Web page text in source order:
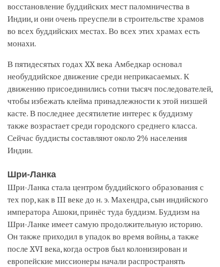
восстановление буддийских мест паломничества в
Индии, и они очень преуспели в строительстве храмов
во всех буддийских местах. Во всех этих храмах есть
монахи.
В пятидесятых годах XX века Амбедкар основал
необуддийское движение среди неприкасаемых. К
движению присоединились сотни тысяч последователей,
чтобы избежать клейма принадлежности к этой низшей
касте. В последнее десятилетие интерес к буддизму
также возрастает среди городского среднего класса.
Сейчас буддисты составляют около 2% населения
Индии.
Шри-Ланка
Шри-Ланка стала центром буддийского образования с
тех пор, как в III веке до н. э. Махендра, сын индийского
императора Ашоки, принёс туда буддизм. Буддизм на
Шри-Ланке имеет самую продолжительную историю.
Он также приходил в упадок во время войны, а также
после XVI века, когда остров был колонизирован и
европейские миссионеры начали распространять